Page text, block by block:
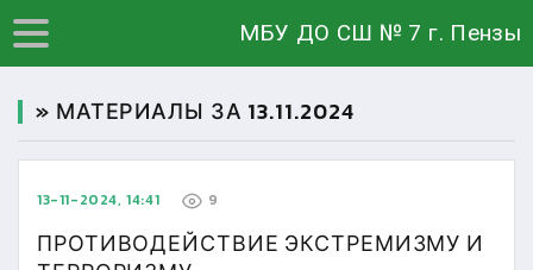
МБУ ДО СШ № 7 г. Пензы
» МАТЕРИАЛЫ ЗА 13.11.2024
13-11-2024, 14:41 9
ПРОТИВОДЕЙСТВИЕ ЭКСТРЕМИЗМУ И